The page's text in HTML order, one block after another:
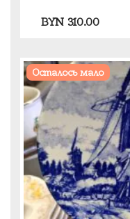
BYN310.00
Осталось мало